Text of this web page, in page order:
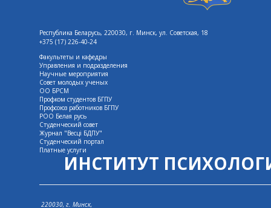
Республика Беларусь, 220030, г. Минск, ул. Советская, 18
+375 (17) 226-40-24
Факультеты и кафедры
Управления и подразделения
Научные мероприятия
Совет молодых ученых
ОО БРСМ
Профком студентов БГПУ
Профсоюз работников БГПУ
РОО Белая русь
Студенческий совет
Журнал "Весцi БДПУ"
Студенческий портал
Платные услуги
ИНСТИТУТ
220030, г. Минск,